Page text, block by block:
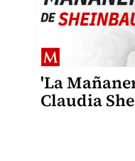
'La
Claudia